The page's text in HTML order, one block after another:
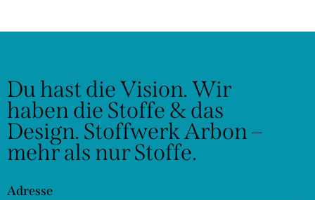
Du hast die Vision.Wir
haben die Stoffe & das
Design. Stoffwerk Arbon –
mehr als nur Stoffe.
Adresse